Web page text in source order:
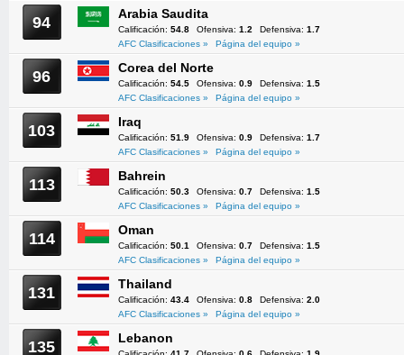
94 Arabia Saudita
Calificación: 54.8 Ofensiva: 1.2 Defensiva: 1.7
AFC Clasificaciones »
Página del equipo »
96 Corea del Norte
Calificación: 54.5 Ofensiva: 0.9 Defensiva: 1.5
AFC Clasificaciones »
Página del equipo »
103 Iraq
Calificación: 51.9 Ofensiva: 0.9 Defensiva: 1.7
AFC Clasificaciones »
Página del equipo »
113 Bahrein
Calificación: 50.3 Ofensiva: 0.7 Defensiva: 1.5
AFC Clasificaciones »
Página del equipo »
114 Oman
Calificación: 50.1 Ofensiva: 0.7 Defensiva: 1.5
AFC Clasificaciones »
Página del equipo »
131 Thailand
Calificación: 43.4 Ofensiva: 0.8 Defensiva: 2.0
AFC Clasificaciones »
Página del equipo »
135 Lebanon